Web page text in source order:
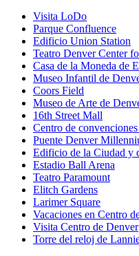
Visita LoDo
Parque Confluence
Edificio Union Station
Teatro Denver Center
Casa de la Moneda de
Museo Infantil de
Coors Field
Museo de Arte de
16th Street Mall
Centro de
Puente Denver
Edificio de la Ciudad y
Estadio Ball Arena
Teatro Paramount
Elitch Gardens
Larimer Square
Vacaciones en Centro
Visita Centro de Denver
Torre del reloj de